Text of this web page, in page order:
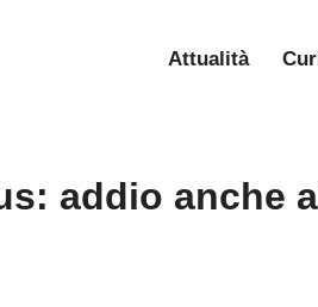
Attualità
addio anche